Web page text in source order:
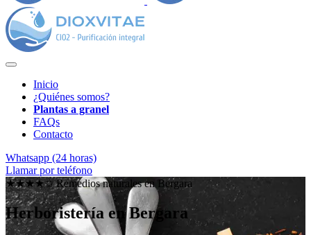
Inicio
¿Quiénes somos?
Plantas a granel
FAQs
Contacto
Whatsapp (24 horas)
Llamar por teléfono
★★★★✩ Remedios naturales en Bergara
Herboristería en Bergara